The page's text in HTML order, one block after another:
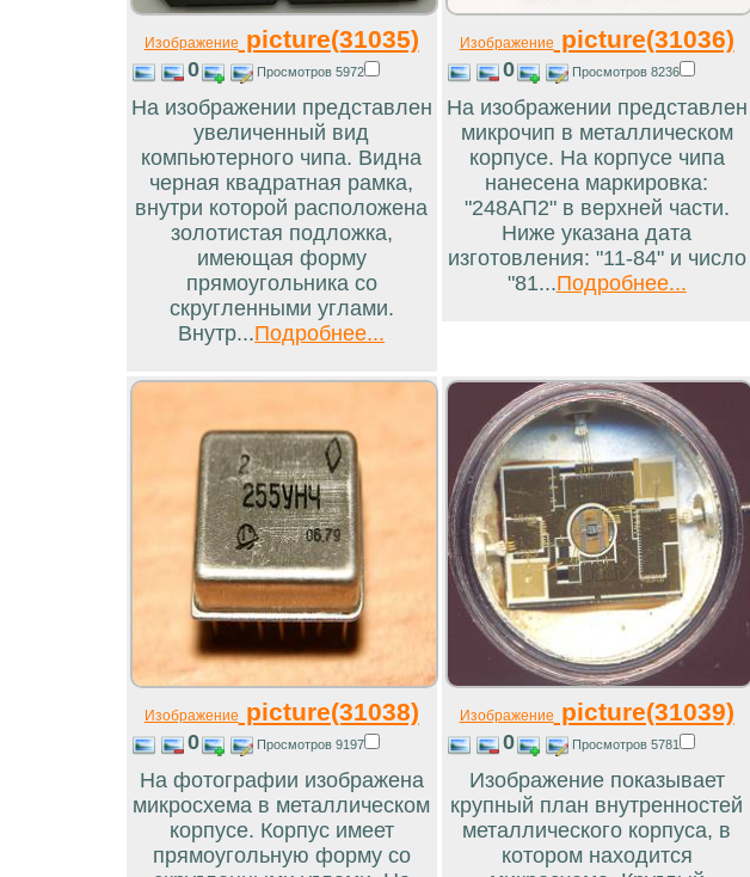
Изображение picture(31035)
0 Просмотров 5972
На изображении представлен
увеличенный вид
компьютерного чипа. Видна
черная квадратная рамка,
внутри которой расположена
золотистая подложка,
имеющая форму
прямоугольника со
скругленными углами.
Внутр...Подробнее...
Изображение picture(31036)
0 Просмотров 8236
На изображении представлен
микрочип в металлическом
корпусе. На корпусе чипа
нанесена маркировка:
"248АП2" в верхней части.
Ниже указана дата
изготовления: "11-84" и число
"81...Подробнее...
Изображение picture(31038)
0 Просмотров 9197
На фотографии изображена
микросхема в металлическом
корпусе. Корпус имеет
прямоугольную форму со
Изображение picture(31039)
0 Просмотров 5781
Изображение показывает
крупный план внутренностей
металлического корпуса, в
котором находится